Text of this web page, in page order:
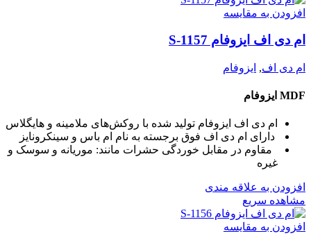
افزودن به مقایسه
ام دی اف ایزوفام S-1157
ام دی اف, ایزوفام
MDF ایزوفام
ام دی اف ایزوفام تولید شده با روکش‌های ملامینه و هایگلاس
دارای ام دی اف فوق برجسته به نام ام باس و سینکرونایز
مقاوم در مقابل خوردگی حشرات مانند: موریانه و سوسک و
غیره
افزودن به علاقه مندی
مشاهده سریع
افزودن به مقایسه